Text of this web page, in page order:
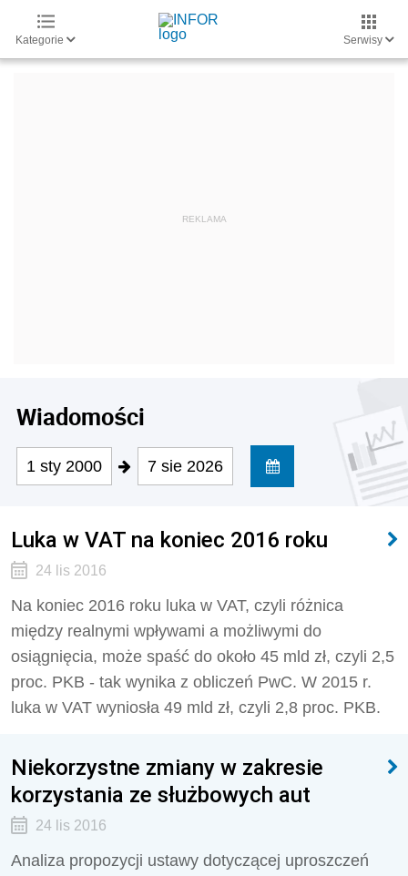
Kategorie Serwisy
Wiadomości
1 sty 2000 7 sie 2026
Luka w VAT na koniec 2016 roku
24 lis 2016
Na koniec 2016 roku luka w VAT, czyli różnica
między realnymi wpływami a możliwymi do
osiągnięcia, może spaść do około 45 mld zł, czyli 2,5
proc. PKB - tak wynika z obliczeń PwC. W 2015 r.
luka w VAT wyniosła 49 mld zł, czyli 2,8 proc. PKB.
Niekorzystne zmiany w zakresie
korzystania ze służbowych aut
24 lis 2016
Analiza propozycji ustawy dotyczącej uproszczeń